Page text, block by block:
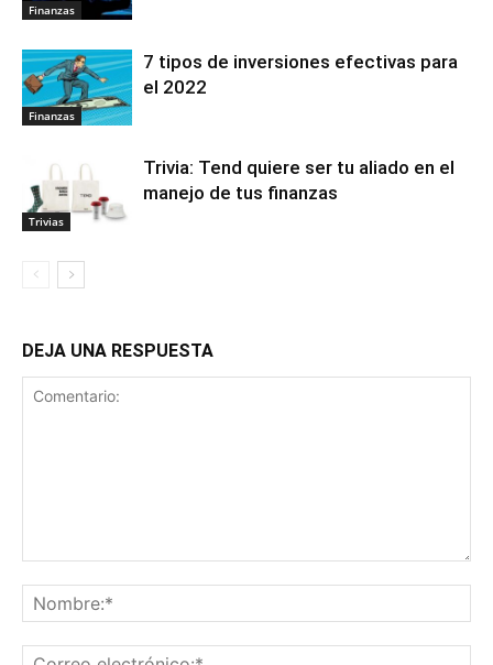
Finanzas
Finanzas
7 tipos de inversiones efectivas para
el 2022
Trivias
Trivia: Tend quiere ser tu aliado en el
manejo de tus finanzas
DEJA UNA RESPUESTA